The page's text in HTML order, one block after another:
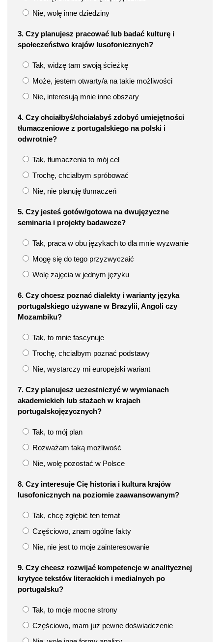
Nie, wolę inne dziedziny
3. Czy planujesz pracować lub badać kulturę i
społeczeństwo krajów lusofonicznych?
Tak, widzę tam swoją ścieżkę
Może, jestem otwarty/a na takie możliwości
Nie, interesują mnie inne obszary
4. Czy chciałbyś/chciałabyś zdobyć umiejętności
tłumaczeniowe z portugalskiego na polski i
odwrotnie?
Tak, tłumaczenia to mój cel
Trochę, chciałbym spróbować
Nie, nie planuję tłumaczeń
5. Czy jesteś gotów/gotowa na dwujęzyczne
seminaria i projekty badawcze?
Tak, praca w obu językach to dla mnie wyzwanie
Mogę się do tego przyzwyczaić
Wolę zajęcia w jednym języku
6. Czy chcesz poznać dialekty i warianty języka
portugalskiego używane w Brazylii, Angoli czy
Mozambiku?
Tak, to mnie fascynuje
Trochę, chciałbym poznać podstawy
Nie, wystarczy mi europejski wariant
7. Czy planujesz uczestniczyć w wymianach
akademickich lub stażach w krajach
portugalskojęzycznych?
Tak, to mój plan
Rozważam taką możliwość
Nie, wolę pozostać w Polsce
8. Czy interesuje Cię historia i kultura krajów
lusofonicznych na poziomie zaawansowanym?
Tak, chcę zgłębić ten temat
Częściowo, znam ogólne fakty
Nie, nie jest to moje zainteresowanie
9. Czy chcesz rozwijać kompetencje w analitycznej
krytyce tekstów literackich i medialnych po
portugalsku?
Tak, to moje mocne strony
Częściowo, mam już pewne doświadczenie